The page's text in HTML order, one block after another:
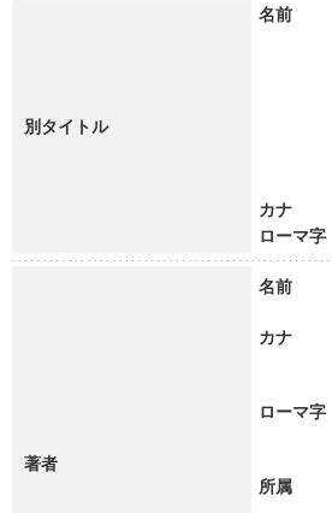
別タイトル
名前
カナ
ローマ字
著者
名前
カナ
ローマ字
所属